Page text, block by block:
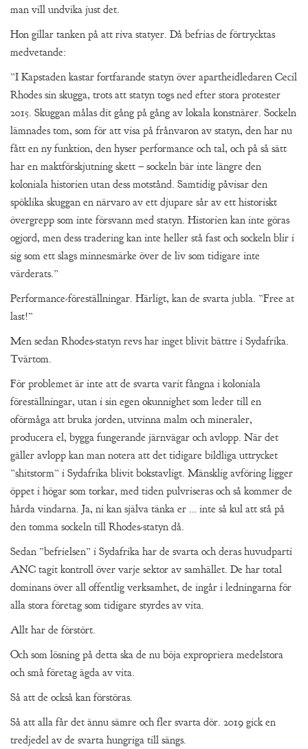
man vill undvika just det.
Hon gillar tanken på att riva statyer. Då befrias de förtrycktas
medvetande:
”I Kapstaden kastar fortfarande statyn över apartheidledaren Cecil
Rhodes sin skugga, trots att statyn togs ned efter stora protester
2015. Skuggan målas dit gång på gång av lokala konstnärer. Sockeln
lämnades tom, som för att visa på frånvaron av statyn, den har nu
fått en ny funktion, den hyser performance och tal, och på så sätt
har en maktförskjutning skett – sockeln bär inte längre den
koloniala historien utan dess motstånd. Samtidig påvisar den
spöklika skuggan en närvaro av ett djupare sår av ett historiskt
övergrepp som inte försvann med statyn. Historien kan inte göras
ogjord, men dess tradering kan inte heller stå fast och sockeln blir i
sig som ett slags minnesmärke över de liv som tidigare inte
värderats.”
Performance-föreställningar. Härligt, kan de svarta jubla. ”Free at
last!”
Men sedan Rhodes-statyn revs har inget blivit bättre i Sydafrika.
Tvärtom.
För problemet är inte att de svarta varit fångna i koloniala
föreställningar, utan i sin egen okunnighet som leder till en
oförmåga att bruka jorden, utvinna malm och mineraler,
producera el, bygga fungerande järnvägar och avlopp. När det
gäller avlopp kan man notera att det tidigare bildliga uttrycket
”shitstorm” i Sydafrika blivit bokstavligt. Mänsklig avföring ligger
öppet i högar som torkar, med tiden pulvriseras och så kommer de
hårda vindarna. Ja, ni kan själva tänka er … inte så kul att stå på
den tomma sockeln till Rhodes-statyn då.
Sedan ”befrielsen” i Sydafrika har de svarta och deras huvudparti
ANC tagit kontroll över varje sektor av samhället. De har total
dominans över all offentlig verksamhet, de ingår i ledningarna för
alla stora företag som tidigare styrdes av vita.
Allt har de förstört.
Och som lösning på detta ska de nu böja expropriera medelstora
och små företag ägda av vita.
Så att de också kan förstöras.
Så att alla får det ännu sämre och fler svarta dör. 2019 gick en
tredjedel av de svarta hungriga till sängs.